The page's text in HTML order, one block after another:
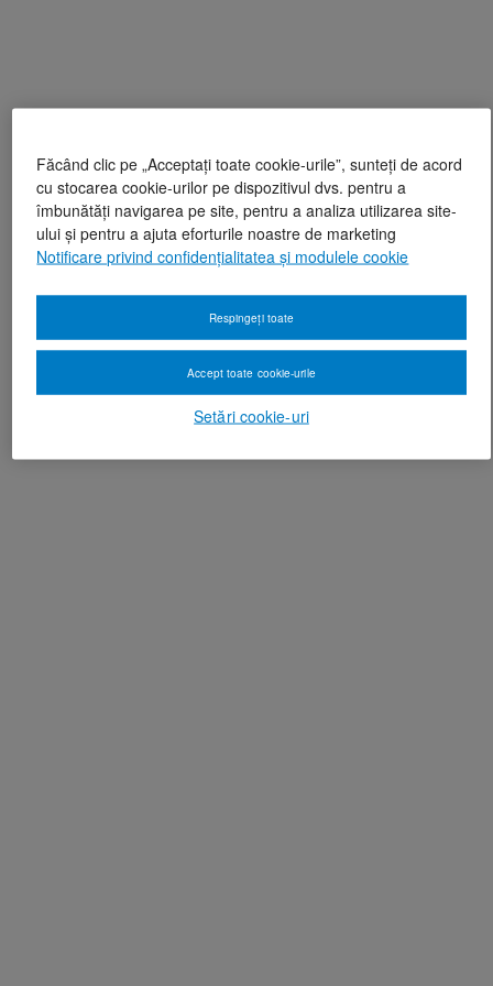
Făcând clic pe „Acceptați toate cookie-urile”, sunteți de acord
cu stocarea cookie-urilor pe dispozitivul dvs. pentru a
îmbunătăți navigarea pe site, pentru a analiza utilizarea site-
ului și pentru a ajuta eforturile noastre de marketing
Notificare privind confidențialitatea și modulele cookie
Setări cookie-uri
Respingeți toate
Accept toate cookie-urile